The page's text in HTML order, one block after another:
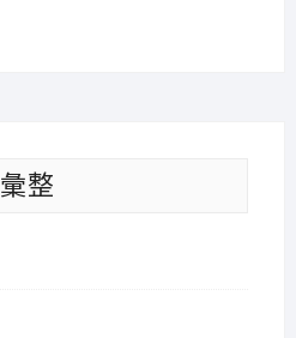
彙整